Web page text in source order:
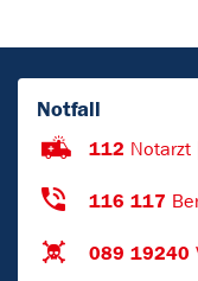
Notfall
112 Notarzt
116 117
089 19240